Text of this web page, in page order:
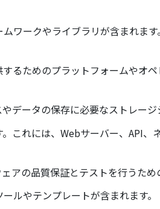
ワークやライブラリが含まれま
るためのプラットフォームやオ
データの保存に必要なストレージ
これには、Webサーバー、API、
アの品質保証とテストを行うため
ルやテンプレートが含まれます。